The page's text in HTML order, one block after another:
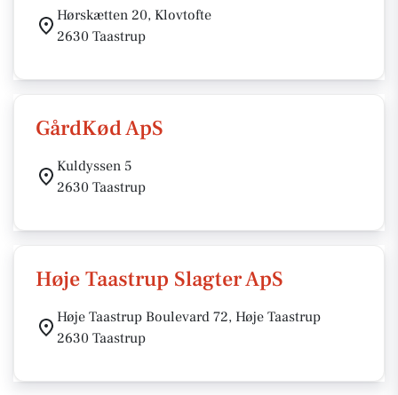
Hørskætten 20, Klovtofte
2630 Taastrup
GårdKød ApS
Kuldyssen 5
2630 Taastrup
Høje Taastrup Slagter ApS
Høje Taastrup Boulevard 72, Høje Taastrup
2630 Taastrup